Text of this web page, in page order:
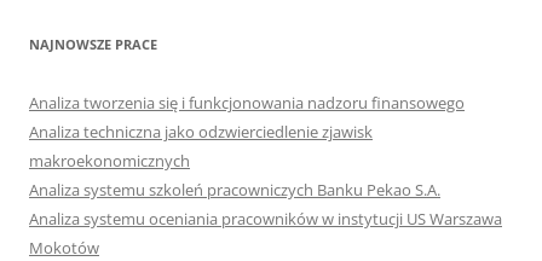
NAJNOWSZE PRACE
Analiza tworzenia się i funkcjonowania nadzoru finansowego
Analiza techniczna jako odzwierciedlenie zjawisk
makroekonomicznych
Analiza systemu szkoleń pracowniczych Banku Pekao S.A.
Analiza systemu oceniania pracowników w instytucji US Warszawa
Mokotów